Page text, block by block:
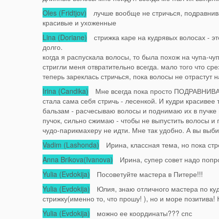
Oles (Fridtjov) лучше вообще не стричься,
красивые и ухоженные
Lina (Doriane) стрижка каре на кудрявых волосах -
долго.
когда я распускала волосы, то была похож на чупа-
стригли меня отвратительно всегда. мало того что
теперь зареклась стричься, пока волосы не отрастут
Irina (Candika) Мне всегда пока просто
стала сама себя стричь - лесенкой. И кудри
бальзам - расчесываю волосы и поднимаю их в пучке
пучок, сильно сжимаю - чтобы не выпустить волосы
чудо-парикмахеру не идти. Мне так удобно. А вы
Vadim (Lashonda) Ирина, классная тема, но пока
Anna Brikova(Ivanova) Ирина, супер совет надо
Yulia (Evdokija) Посоветуйте мастера в Питере!!!
Yulia (Evdokija) Юлия, знаю отличного мастера по
стрижку(именно то, что прошу! ), но и море
Yulia (Evdokija) можно ее координаты??? спс